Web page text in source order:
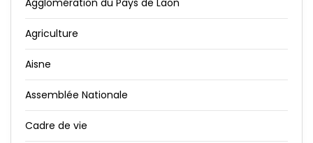
Agglomération du Pays de Laon
Agriculture
Aisne
Assemblée Nationale
Cadre de vie